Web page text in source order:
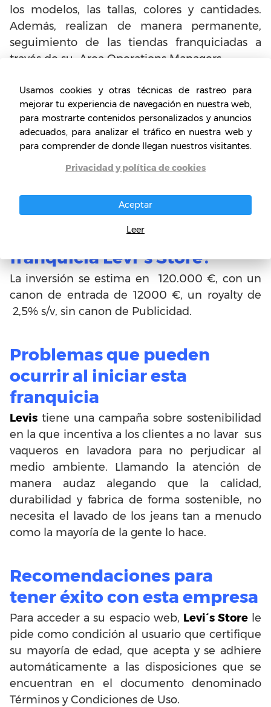
los modelos, las tallas, colores y cantidades.
Además, realizan de manera permanente,
seguimiento de las tiendas franquiciadas a
través de su Area Operations Managers.
¿Cuáles son los requisitos de
la franquicia Levi´s Store?
La Superficie mínima es de 120m2, con una
población mínima de 50000 habitantes.
Mientras que, el Contrato está establecido
para 5 años.
¿Cuáles son los costes de la
franquicia Levi´s Store?
La inversión se estima en 120.000 €, con un
canon de entrada de 12000 €, un royalty de
2,5% s/v, sin canon de Publicidad.
Problemas que pueden
ocurrir al iniciar esta
franquicia
Levis tiene una campaña sobre sostenibilidad
en la que incentiva a los clientes a no lavar sus
vaqueros en lavadora para no perjudicar al
medio ambiente. Llamando la atención de
manera audaz alegando que la calidad,
durabilidad y fabrica de forma sostenible, no
necesita el lavado de los jeans tan a menudo
como la mayoría de la gente lo hace.
Recomendaciones para
tener éxito con esta empresa
Para acceder a su espacio web, Levi´s Storele
pide como condición al usuario que certifique
su mayoría de edad, que acepta y se adhiere
automáticamente a las disposiciones que se
encuentran en el documento denominado
Términos y Condiciones de Uso.
Usamos cookies y otras técnicas de rastreo para
mejorar tu experiencia de navegación en nuestra web,
para mostrarte contenidos personalizados y anuncios
adecuados, para analizar el tráfico en nuestra web y
para comprender de donde llegan nuestros visitantes.
Privacidad y política de cookies
Aceptar
Leer